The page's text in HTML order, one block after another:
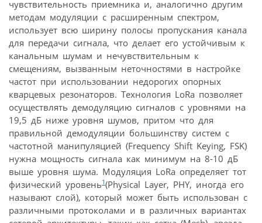
чувствительность приемника и, аналогично другим
методам модуляции с расширенным спектром,
использует всю ширину полосы пропускания канала
для передачи сигнала, что делает его устойчивым к
канальным шумам и нечувствительным к
смещениям, вызванным неточностями в настройке
частот при использовании недорогих опорных
кварцевых резонаторов. Технология LoRa позволяет
осуществлять демодуляцию сигналов с уровнями на
19,5 дБ ниже уровня шумов, притом что для
правильной демодуляции большинству систем с
частотной манипуляцией (Frequency Shift Keying, FSK)
нужна мощность сигнала как минимум на 8-10 дБ
выше уровня шума. Модуляция LoRa определяет тот
физический уровень1(Physical Layer, PHY, иногда его
называют слой), который может быть использован с
различными протоколами и в различных вариантах